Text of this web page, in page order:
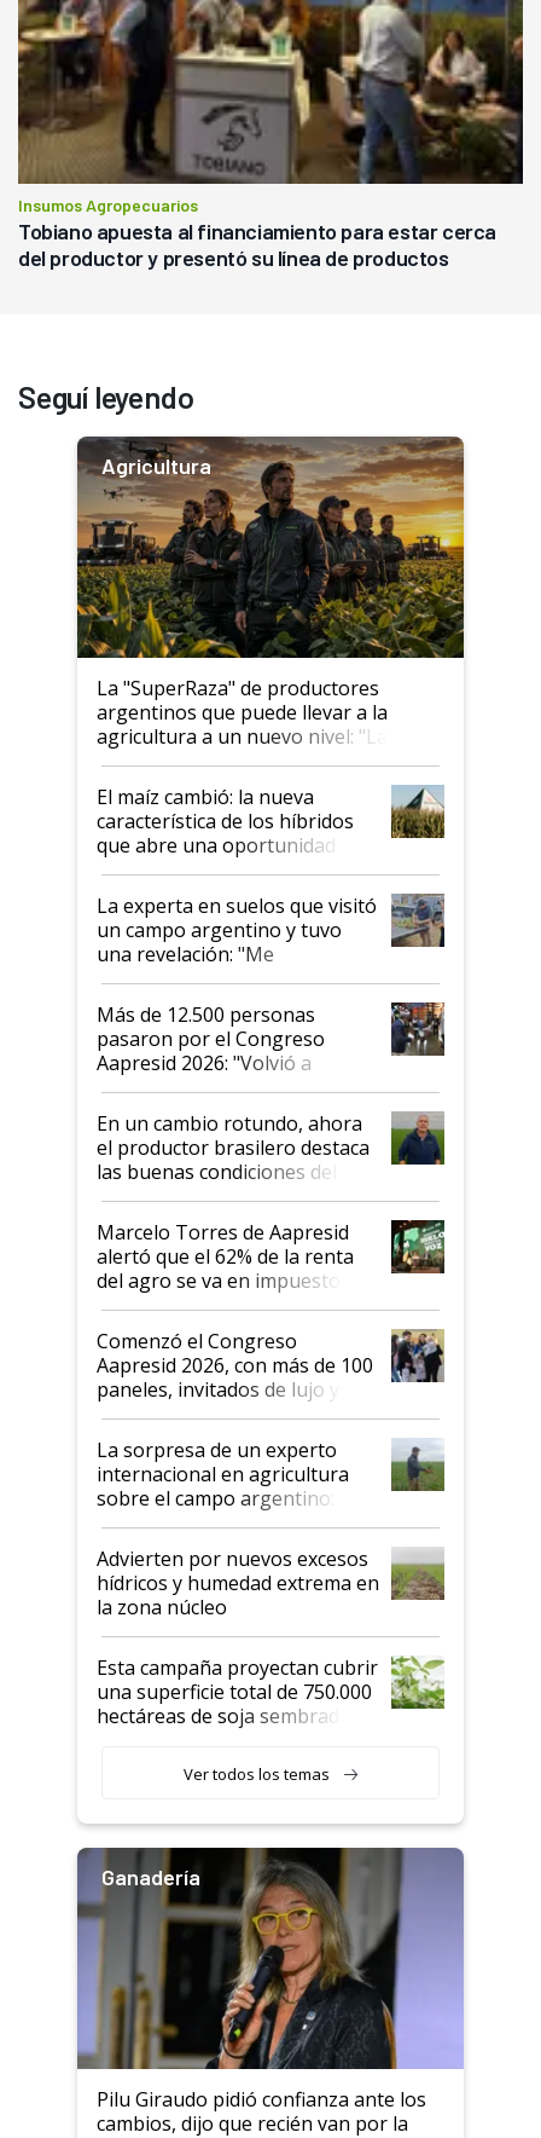
Insumos Agropecuarios
Tobiano apuesta al financiamiento para estar cerca
del productor y presentó su línea de productos
Seguí leyendo
Agricultura
La "SuperRaza" de productores
argentinos que puede llevar a la
agricultura a un nuevo nivel: "Las
posibilidades de crecimiento son
infinitas"
El maíz cambió: la nueva
característica de los híbridos
que abre una oportunidad en
el lote
La experta en suelos que visitó
un campo argentino y tuvo
una revelación: "Me
impresionó mucho"
Más de 12.500 personas
pasaron por el Congreso
Aapresid 2026: "Volvió a
demostrar que hablar del
suelo es hablar de todo el
sistema productivo"
En un cambio rotundo, ahora
el productor brasilero destaca
las buenas condiciones del
agro argentino para invertir:
"Los veo más motivados"
Marcelo Torres de Aapresid
alertó que el 62% de la renta
del agro se va en impuestos:
"No es bueno que en
Argentina se sigan discutiendo
las mismas cosas de hace 50
años"
Comenzó el Congreso
Aapresid 2026, con más de 100
paneles, invitados de lujo y
todas las tendencias
La sorpresa de un experto
internacional en agricultura
sobre el campo argentino:
"Estoy muy impresionado"
Advierten por nuevos excesos
hídricos y humedad extrema en
la zona núcleo
Esta campaña proyectan cubrir
una superficie total de 750.000
hectáreas de soja sembradas
variedades que marcan un
salto tecnológico en genética y
Ver todos los temas
Ganadería
Pilu Giraudo pidió confianza ante los
cambios, dijo que recién van por la